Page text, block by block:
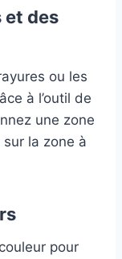
et des
ou les
à l’outil de
une zone
la zone à
pour